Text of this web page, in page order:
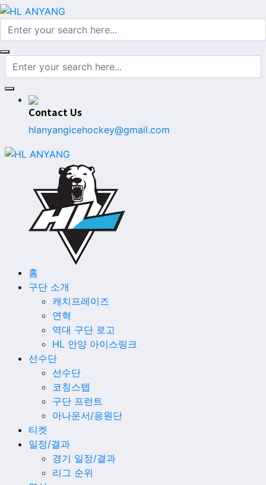
Contact Us
hlanyangicehockey@gmail.com
홈
구단 소개
캐치프레이즈
연혁
역대 구단 로고
HL 안양 아이스링크
선수단
선수단
코칭스텝
구단 프런트
아나운서/응원단
티켓
일정/결과
경기 일정/결과
리그 순위